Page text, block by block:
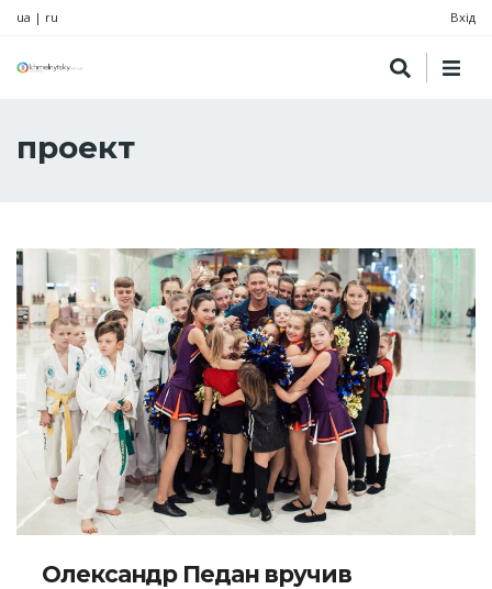
ua | ru Вхід
проект
Олександр Педан вручив